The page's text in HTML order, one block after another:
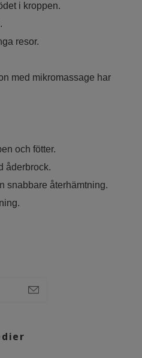
i kroppen.
resor.
med mikromassage har
och fötter.
åderbrock.
snabbare återhämtning.
återhämtning.